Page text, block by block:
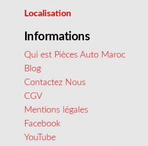
Localisation
Informations
Qui est Pièces Auto Maroc
Blog
Contactez Nous
CGV
Mentions légales
Facebook
YouTube